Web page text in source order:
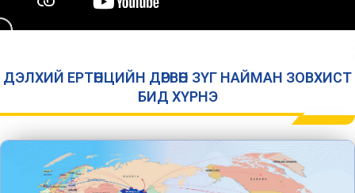
ДЭЛХИЙ ЕРТӨНЦИЙН ДӨРВӨН ЗҮГ НАЙМАН ЗОВХИСТ
БИД ХҮРНЭ